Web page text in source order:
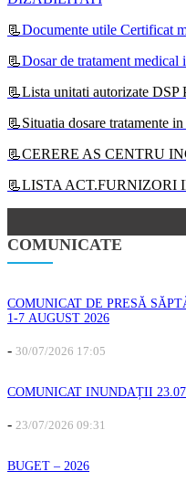
📃Documente utile Certificat
📃Dosar de tratament medical
📃Lista unitati autorizate DSP
📃Situatia dosare tratamente
📃CERERE AS CENTRU
📃LISTA ACT.FURNIZORI
COMUNICATE
COMUNICAT DE PRESĂ
1-7 AUGUST 2026
- 30/07/2026 17:05
COMUNICAT INUNDAȚII
- 23/07/2026 09:31
BUGET – 2026